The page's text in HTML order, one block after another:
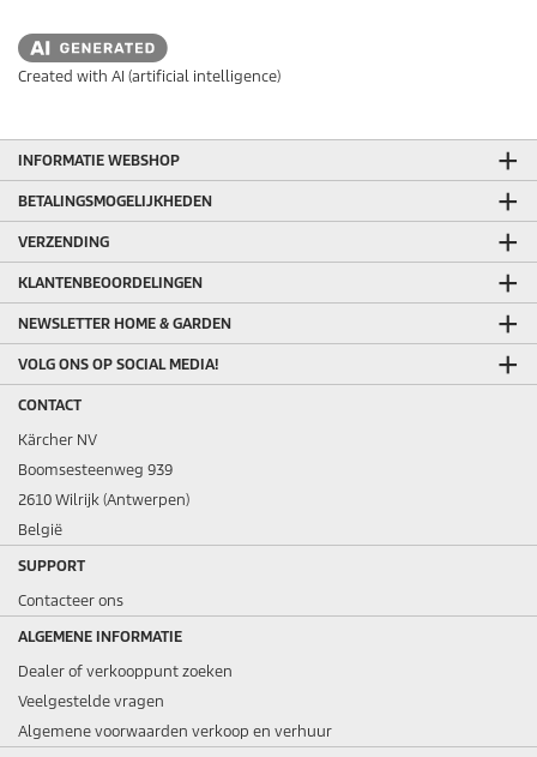
Created with AI (artificial intelligence)
INFORMATIE WEBSHOP
BETALINGSMOGELIJKHEDEN
VERZENDING
KLANTENBEOORDELINGEN
NEWSLETTER HOME & GARDEN
VOLG ONS OP SOCIAL MEDIA!
CONTACT
Kärcher NV
Boomsesteenweg 939
2610 Wilrijk (Antwerpen)
België
SUPPORT
Contacteer ons
ALGEMENE INFORMATIE
Dealer of verkooppunt zoeken
Veelgestelde vragen
Algemene voorwaarden verkoop en verhuur